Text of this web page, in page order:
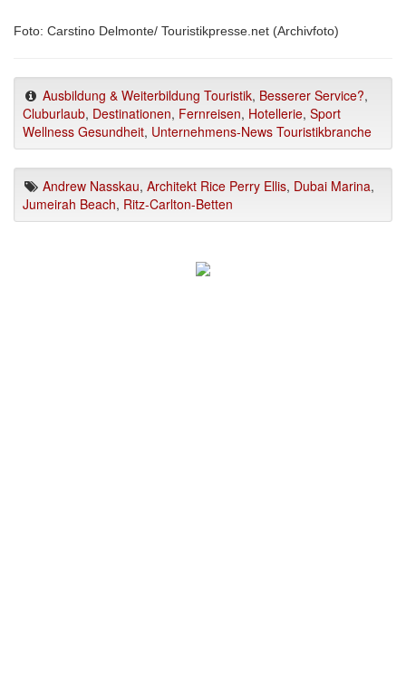
Foto: Carstino Delmonte/ Touristikpresse.net (Archivfoto)
Ausbildung & Weiterbildung Touristik, Besserer Service?,
Cluburlaub, Destinationen, Fernreisen, Hotellerie, Sport
Wellness Gesundheit, Unternehmens-News Touristikbranche
Andrew Nasskau, Architekt Rice Perry Ellis, Dubai Marina,
Jumeirah Beach, Ritz-Carlton-Betten